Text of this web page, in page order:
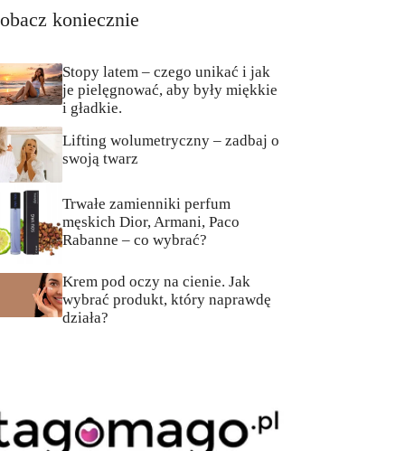
koniecznie
Stopy latem – czego unikać i jak
je pielęgnować, aby były miękkie
i gładkie.
Lifting wolumetryczny – zadbaj o
swoją twarz
Trwałe zamienniki perfum
męskich Dior, Armani, Paco
Rabanne – co wybrać?
Krem pod oczy na cienie. Jak
wybrać produkt, który naprawdę
działa?